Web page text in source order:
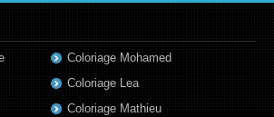
Coloriage Mohamed
Coloriage Lea
Coloriage Mathieu